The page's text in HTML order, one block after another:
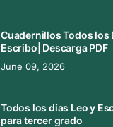
Cuadernillos Todos los
Escribo| Descarga PDF
June 09, 2026
Todos los días Leo y
para tercer grado